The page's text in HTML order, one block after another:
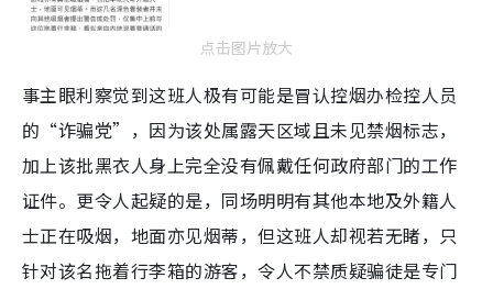
点击图片放大
事主眼利察觉到这班人极有可能是冒认控烟办检控人员
的“诈骗党”，因为该处属露天区域且未见禁烟标志，
加上该批黑衣人身上完全没有佩戴任何政府部门的工作
证件。更令人起疑的是，同场明明有其他本地及外籍人
士正在吸烟，地面亦见烟蒂，但这班人却视若无睹，只
针对该名拖着行李箱的游客，令人不禁质疑骗徒是专门